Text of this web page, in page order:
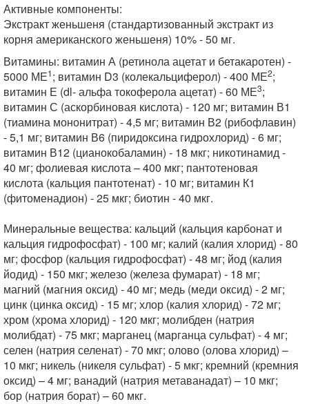
Активные компоненты:
Экстракт женьшеня (стандартизованный экстракт из
корня американского женьшеня) 10% - 50 мг.
Витамины: витамин А (ретинола ацетат и бетакаротен) -
5000 МЕ1; витамин D3 (колекальциферол) - 400 МЕ2;
витамин Е (dl- альфа токоферола ацетат) - 60 МЕ3;
витамин С (аскорбиновая кислота) - 120 мг; витамин В1
(тиамина мононитрат) - 4,5 мг; витамин В2 (рибофлавин)
- 5,1 мг; витамин В6 (пиридоксина гидрохлорид) - 6 мг;
витамин В12 (цианокобаламин) - 18 мкг; никотинамид -
40 мг; фолиевая кислота – 400 мкг; пантотеновая
кислота (кальция пантотенат) - 10 мг; витамин К1
(фитоменадион) - 25 мкг; биотин - 40 мкг.
Минеральные вещества: кальций (кальция карбонат и
кальция гидрофосфат) - 100 мг; калий (калия хлорид) - 80
мг; фосфор (кальция гидрофосфат) - 48 мг; йод (калия
йодид) - 150 мкг; железо (железа фумарат) - 18 мг;
магний (магния оксид) - 40 мг; медь (меди оксид) - 2 мг;
цинк (цинка оксид) - 15 мг; хлор (калия хлорид) - 72 мг;
хром (хрома хлорид) - 120 мкг; молибден (натрия
молибдат) - 75 мкг; марганец (марганца сульфат) - 4 мг;
селен (натрия селенат) - 70 мкг; олово (олова хлорид) –
10 мкг; никель (никеля сульфат) - 5 мкг; кремний (кремния
оксид) – 4 мг; ванадий (натрия метаванадат) – 10 мкг;
бор (натрия борат) – 60 мкг.